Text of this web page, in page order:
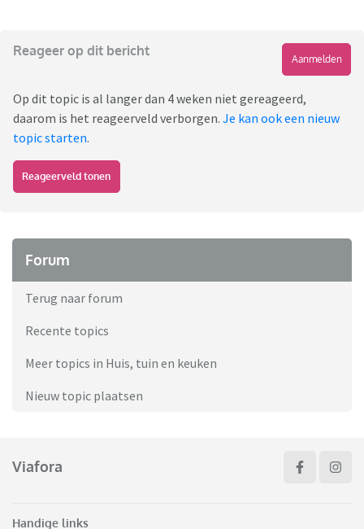
Reageer op dit bericht
Aanmelden
Op dit topic is al langer dan 4 weken niet gereageerd,
daarom is het reageerveld verborgen. Je kan ook een nieuw
topic starten.
Reageerveld tonen
Forum
Terug naar forum
Recente topics
Meer topics in Huis, tuin en keuken
Nieuw topic plaatsen
Viafora
Handige links